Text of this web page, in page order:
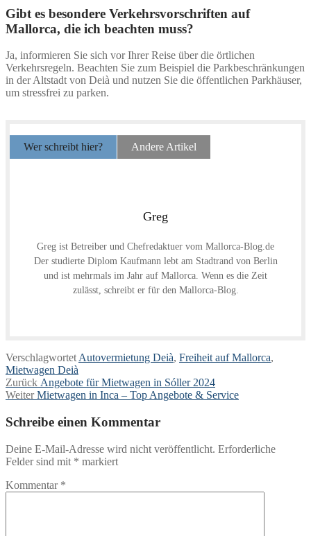
Gibt es besondere Verkehrsvorschriften auf
Mallorca, die ich beachten muss?
Ja, informieren Sie sich vor Ihrer Reise über die örtlichen
Verkehrsregeln. Beachten Sie zum Beispiel die Parkbeschränkungen
in der Altstadt von Deià und nutzen Sie die öffentlichen Parkhäuser,
um stressfrei zu parken.
Wer schreibt hier? Andere Artikel
Greg
Greg ist Betreiber und Chefredaktuer vom Mallorca-Blog.de
Der studierte Diplom Kaufmann lebt am Stadtrand von Berlin
und ist mehrmals im Jahr auf Mallorca. Wenn es die Zeit
zulässt, schreibt er für den Mallorca-Blog.
Verschlagwortet Autovermietung Deià, Freiheit auf Mallorca,
Mietwagen Deià
Beitragsnavigation
Zurück Vorheriger
Beitrag:
Angebote für Mietwagen in Sóller 2024
Weiter Nächster
Mietwagen in Inca – Top Angebote & Service
Schreibe einen Kommentar
Deine E-Mail-Adresse wird nicht veröffentlicht. Erforderliche
Felder sind mit * markiert
Kommentar *